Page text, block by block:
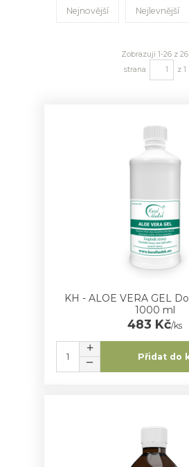
Nejnovější Nejlevnější
Zobrazuji 1-26 z 26
strana
z 1
KH - ALOE VERA GEL
1000 ml
483 Kč/ks
Přidat do